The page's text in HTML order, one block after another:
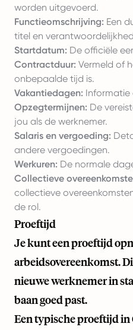
worden uitgevoerd.
Functieomschrijving: Een
titel en
Startdatum: De officiële
Contractduur: Vermeld of
onbepaalde tijd is.
Vakantiedagen: Informatie
Opzegtermijnen: De
jou als de werknemer.
Salaris en vergoeding:
andere vergoedingen.
Werkuren: De normale
Collectieve
collectieve
de rol.
Proeftijd
Je kunt een proeftijd
arbeidsovereenkomst.
nieuwe werknemer in
baan goed past.
Een typische proeftijd in